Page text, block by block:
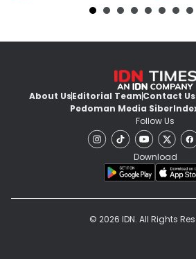
About UsEditorial TeamContact Us
Pedoman Media Siber
Follow Us
Download
© 2026 IDN. All Rights